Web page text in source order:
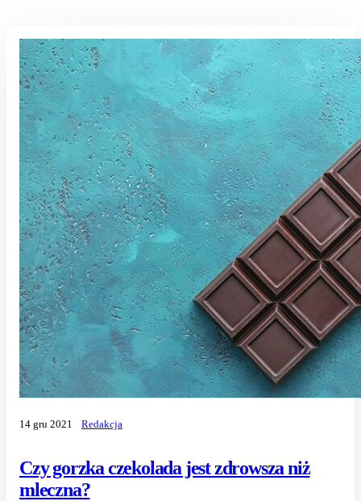
Czy gorzka czekolada jest zdrowsza niż
mleczna?
14 gru 2021 Redakcja